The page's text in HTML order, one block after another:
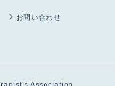
お問い合わせ
Association